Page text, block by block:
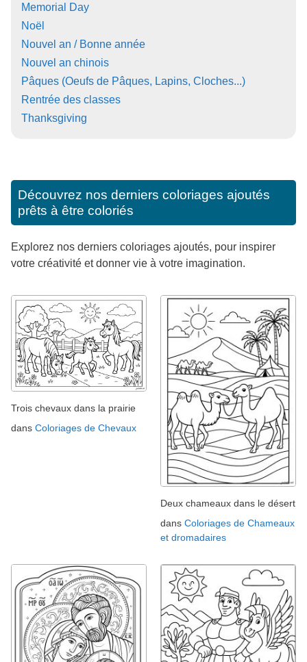
Memorial Day
Noël
Nouvel an / Bonne année
Nouvel an chinois
Pâques (Oeufs de Pâques, Lapins, Cloches...)
Rentrée des classes
Thanksgiving
Découvrez nos derniers coloriages ajoutés
prêts à être coloriés
Explorez nos derniers coloriages ajoutés, pour inspirer
votre créativité et donner vie à votre imagination.
Trois chevaux dans la prairie
dans Coloriages de Chevaux
Deux chameaux dans le désert
dans Coloriages de Chameaux
et dromadaires